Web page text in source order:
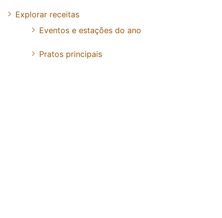
Explorar receitas
Eventos e estações do ano
Pratos principais